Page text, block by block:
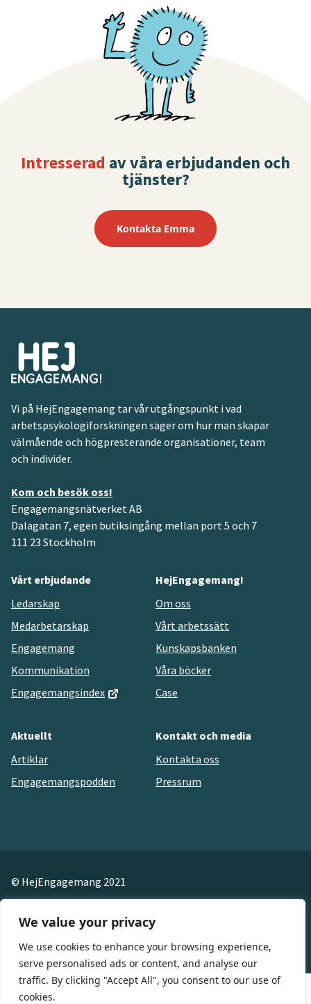
We value your privacy
We use cookies to enhance your browsing experience,
serve personalised ads or content, and analyse our
traffic. By clicking "Accept All", you consent to our use of
cookies.
Intresserad av våra erbjudanden och
tjänster?
Kontakta Emma
Vi på HejEngagemang tar vår utgångspunkt i vad
arbetspsykologiforskningen säger om hur man skapar
välmående och högpresterande organisationer, team
och individer.
Kom och besök oss!
Engagemangsnätverket AB
Dalagatan 7, egen butiksingång mellan port 5 och 7
111 23 Stockholm
Vårt erbjudande
Ledarskap
Medarbetarskap
Engagemang
Kommunikation
Engagemangsindex
HejEngagemang!
Om oss
Vårt arbetssätt
Kunskapsbanken
Våra böcker
Case
Aktuellt
Artiklar
Engagemangspodden
Kontakt och media
Kontakta oss
Pressrum
© HejEngagemang 2021
Cookies
Privacy Policy